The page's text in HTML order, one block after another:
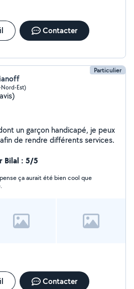
Contacter
Particulier
Nord-Est)
un garçon handicapé, je peux
de rendre différents services.
Bilal : 5/5
ça aurait été bien cool que
Contacter